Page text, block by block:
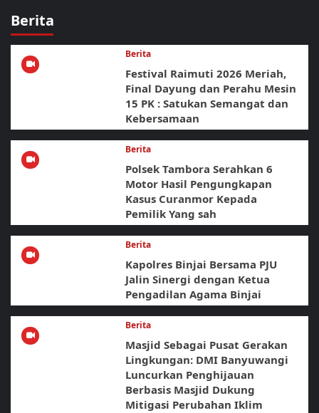
Berita
Berita
Festival Raimuti 2026 Meriah,
Final Dayung dan Perahu Mesin
15 PK : Satukan Semangat dan
Kebersamaan
Berita
Polsek Tambora Serahkan 6
Motor Hasil Pengungkapan
Kasus Curanmor Kepada
Pemilik Yang sah
Berita
Kapolres Binjai Bersama PJU
Jalin Sinergi dengan Ketua
Pengadilan Agama Binjai
Berita
Masjid Sebagai Pusat Gerakan
Lingkungan: DMI Banyuwangi
Luncurkan Penghijauan
Berbasis Masjid Dukung
Mitigasi Perubahan Iklim